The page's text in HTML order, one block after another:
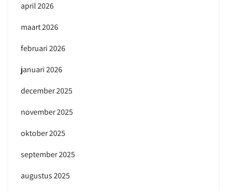
april 2026
maart 2026
februari 2026
januari 2026
december 2025
november 2025
oktober 2025
september 2025
augustus 2025